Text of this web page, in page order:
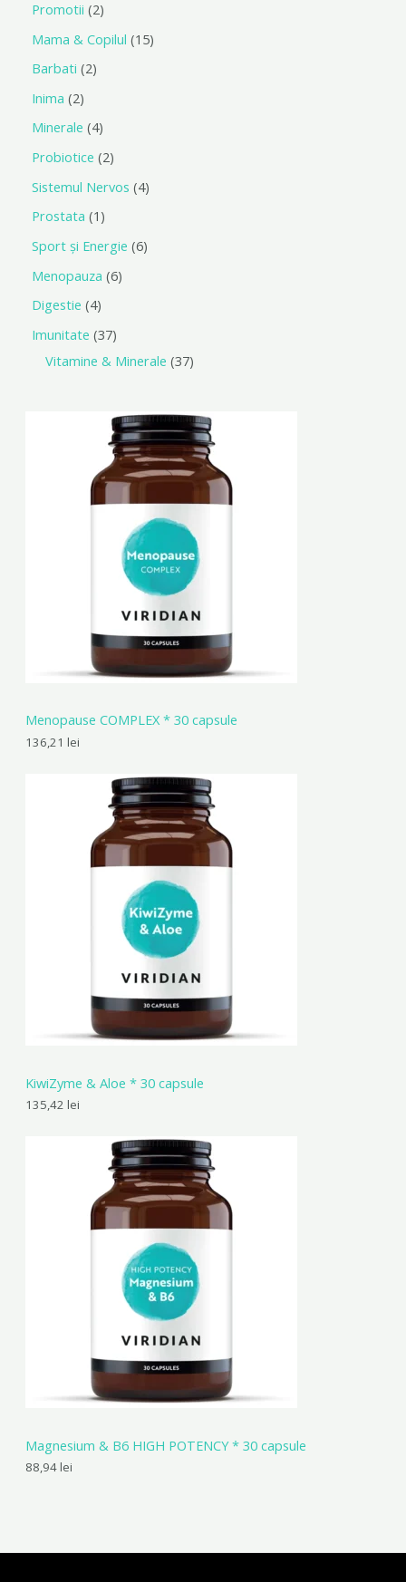
Promotii 2
Mama & Copilul 15
Barbati 2
Inima 2
Minerale 4
Probiotice 2
Sistemul Nervos 4
Prostata 1
Sport și Energie 6
Menopauza 6
Digestie 4
Imunitate 37
Vitamine & Minerale 37
Menopause COMPLEX * 30 capsule
136,21 lei
KiwiZyme & Aloe * 30 capsule
135,42 lei
Magnesium & B6 HIGH POTENCY * 30 capsule
88,94lei